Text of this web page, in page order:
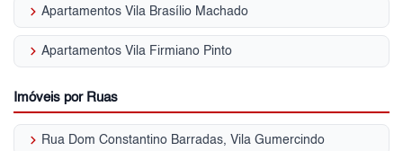
keyboard_arrow_right Apartamentos Vila Brasílio Machado
keyboard_arrow_right Apartamentos Vila Firmiano Pinto
Imóveis por Ruas
keyboard_arrow_right Rua Dom Constantino Barradas, Vila Gumercindo